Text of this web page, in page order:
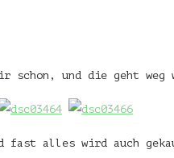
schon, und die geht weg
alles wird auch